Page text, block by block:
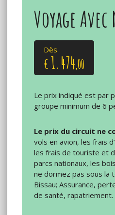
Voyage Avec
Dès
€1.474,00
Le prix indiqué est par
groupe minimum de 6
Le prix du circuit ne
vols en avion, les frais
les frais de touriste et
parcs nationaux, les
ne dormez pas sous la
Bissau; Assurance,
de santé, rapatriement.